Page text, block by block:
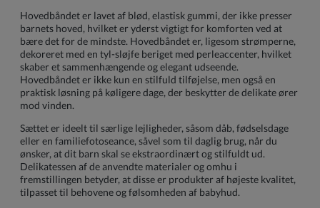
Hovedbåndet er lavet af blød, elastisk gummi, der ikke presser
barnets hoved, hvilket er yderst vigtigt for komforten ved at
bære det for de mindste. Hovedbåndet er, ligesom strømperne,
dekoreret med en tyl-sløjfe beriget med perleaccenter, hvilket
skaber et sammenhængende og elegant udseende.
Hovedbåndet er ikke kun en stilfuld tilføjelse, men også en
praktisk løsning på køligere dage, der beskytter de delikate ører
mod vinden.
Sættet er ideelt til særlige lejligheder, såsom dåb, fødselsdage
eller en familiefotoseance, såvel som til daglig brug, når du
ønsker, at dit barn skal se ekstraordinært og stilfuldt ud.
Delikatessen af de anvendte materialer og omhu i
fremstillingen betyder, at disse er produkter af højeste kvalitet,
tilpasset til behovene og følsomheden af babyhud.